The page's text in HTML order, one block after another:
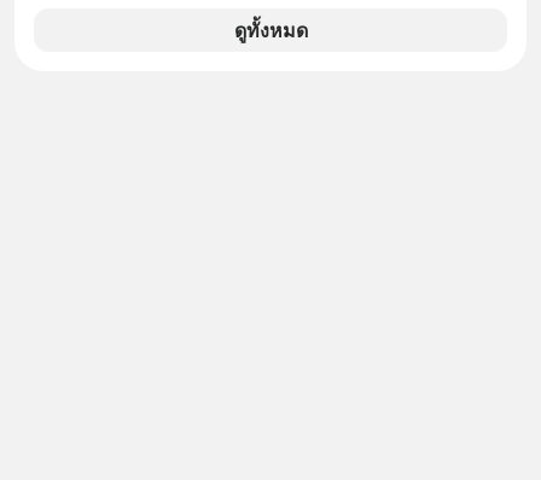
รายจ่ายประจำปี 2568 ซึ่งมากที่สุดเป็น
ดูทั้งหมด